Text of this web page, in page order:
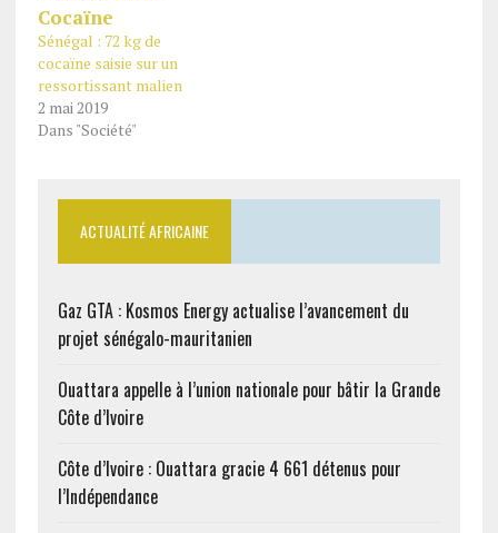
Sénégal : 72 kg de
cocaïne saisie sur un
ressortissant malien
2 mai 2019
Dans "Société"
ACTUALITÉ AFRICAINE
Gaz GTA : Kosmos Energy actualise l’avancement du
projet sénégalo-mauritanien
Ouattara appelle à l’union nationale pour bâtir la Grande
Côte d’Ivoire
Côte d’Ivoire : Ouattara gracie 4 661 détenus pour
l’Indépendance